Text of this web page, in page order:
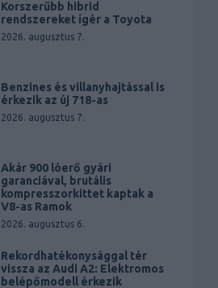
Korszerűbb hibrid
rendszereket ígér a Toyota
2026. augusztus 7.
Benzines és villanyhajtással is
érkezik az új 718-as
2026. augusztus 7.
Akár 900 lóerő gyári
garanciával, brutális
kompresszorkittet kaptak a
V8-as Ramok
2026. augusztus 6.
Rekordhatékonysággal tér
vissza az Audi A2: Elektromos
belépőmodell érkezik